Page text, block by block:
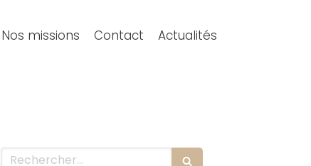
Nos missions Contact Actualités
Rechercher